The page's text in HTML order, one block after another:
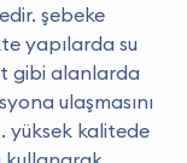
şebeke
yapılarda su
gibi alanlarda
ulaşmasını
yüksek kalitede